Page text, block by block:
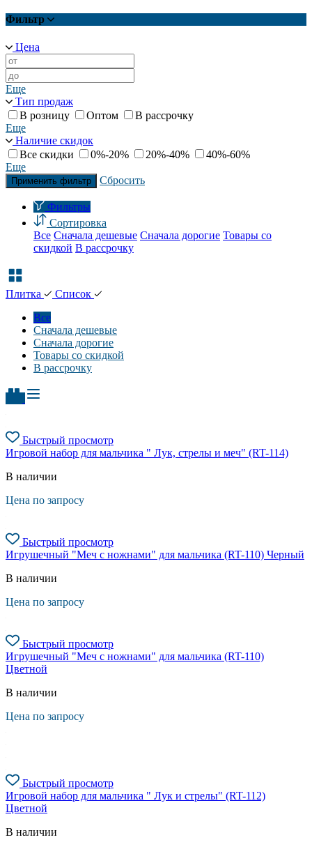
Фильтр
Цена
Еще
Тип продаж
В розницу
Оптом
В рассрочку
Еще
Наличие скидок
Все скидки
0%-20% 20%-40%
40%-60%
Еще
Применить фильтр Сбросить
Фильтры
Сортировка
Все Сначала дешевые Сначала дорогие Товары со
скидкой В рассрочку
Плитка
Список
Все
Сначала дешевые
Сначала дорогие
Товары со скидкой
В рассрочку
Быстрый просмотр
Игровой набор для мальчика " Лук, стрелы и меч" (RT-114)
В наличии
Цена по запросу
Быстрый просмотр
Игрушечный "Меч с ножнами" для мальчика (RT-110) Черный
В наличии
Цена по запросу
Быстрый просмотр
Игрушечный "Меч с ножнами" для мальчика (RT-110)
Цветной
В наличии
Цена по запросу
Быстрый просмотр
Игровой набор для мальчика " Лук и стрелы" (RT-112)
Цветной
В наличии